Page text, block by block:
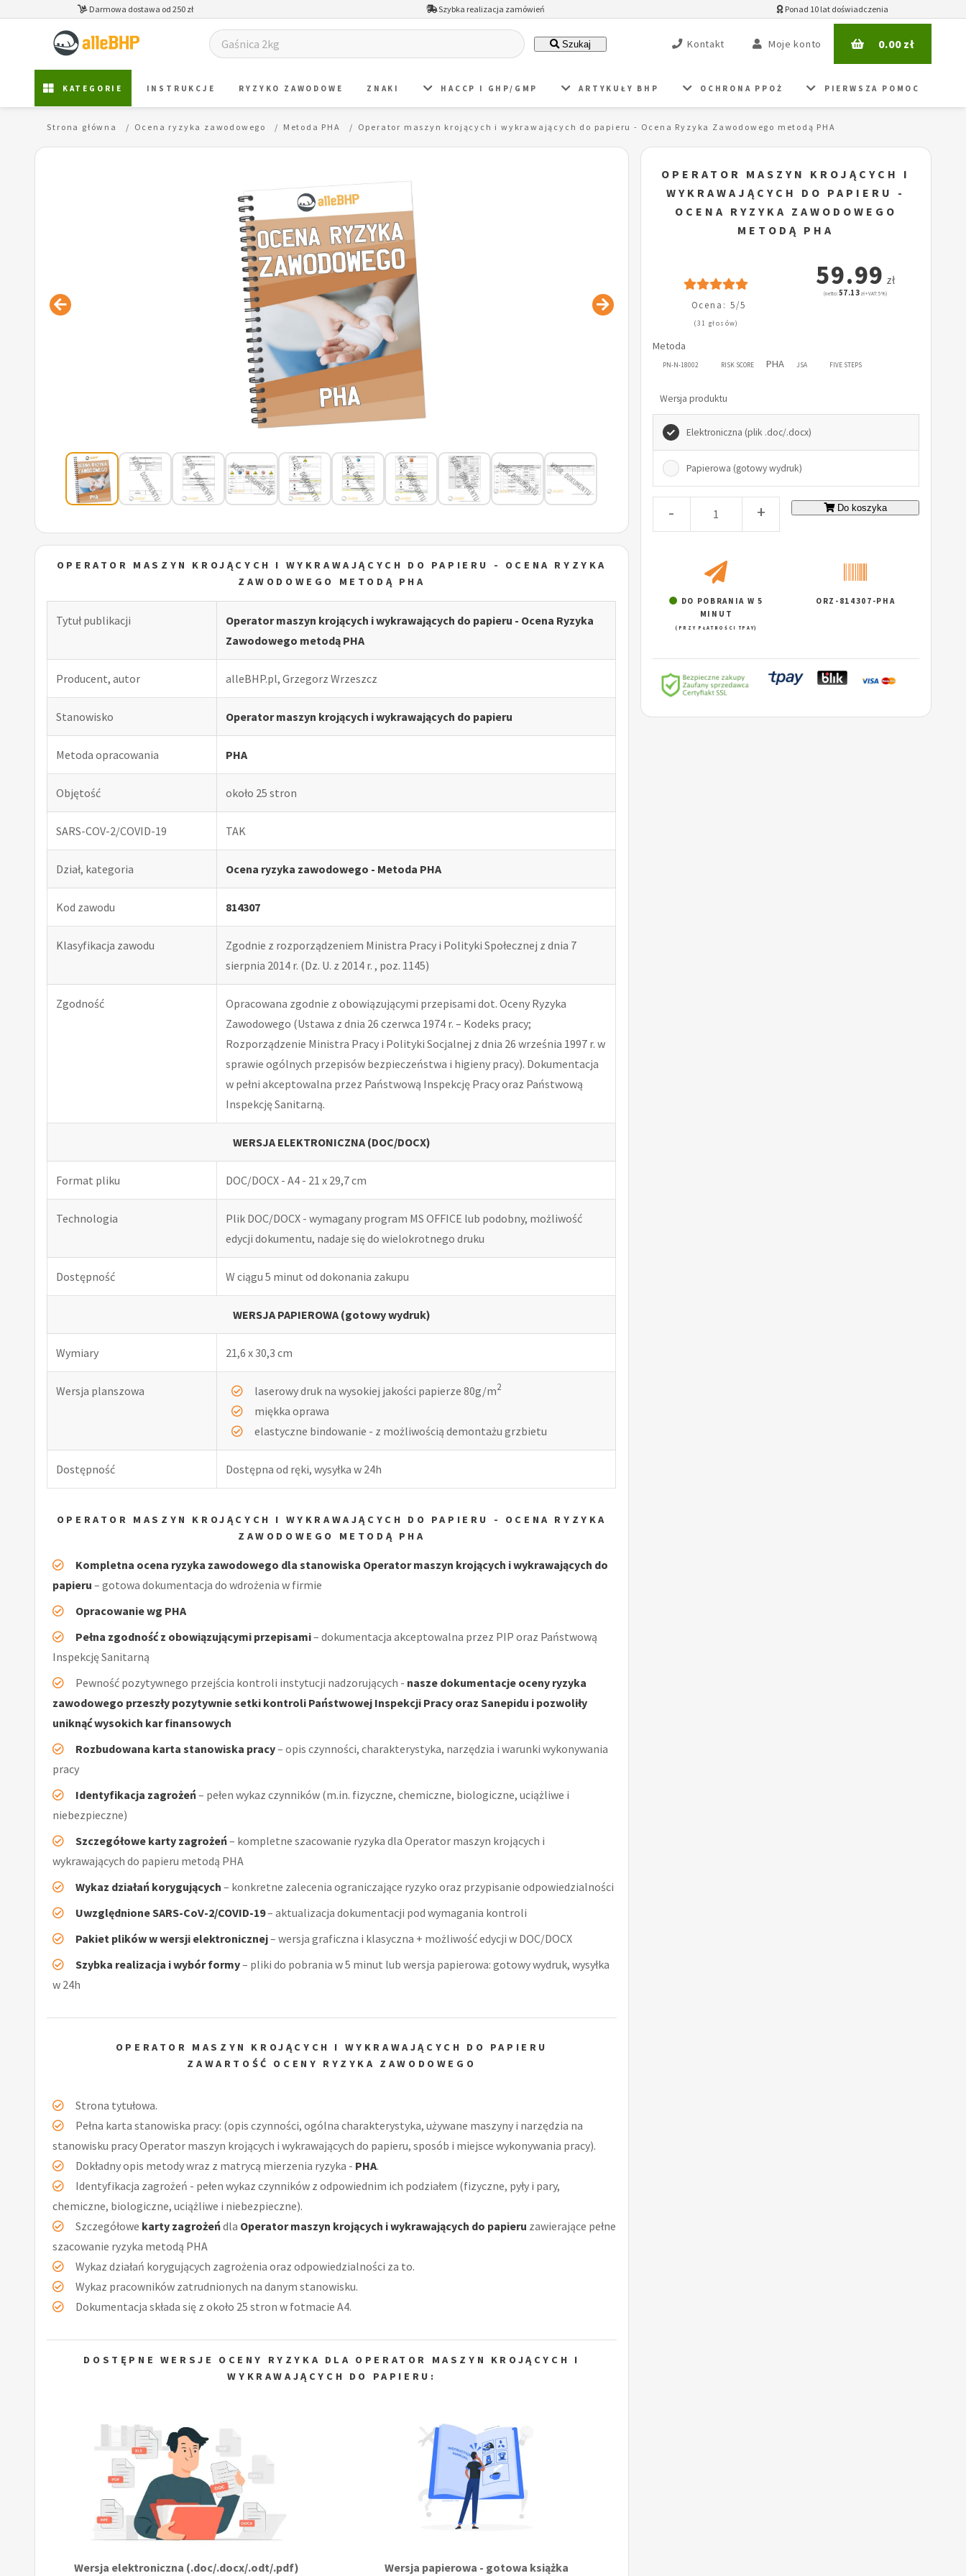
Darmowa dostawa od 250 zł Szybka realizacja zamówień Ponad 10 lat doświadczenia
Szukaj Kontakt Moje konto 0.00zł
KATEGORIE INSTRUKCJE RYZYKO ZAWODOWE ZNAKI HACCP I GHP/GMP ARTYKUŁY BHP OCHRONA PPOŻ PIERWSZA POMOC
Strona główna Ocena ryzyka zawodowego Metoda PHA Operator maszyn krojących i wykrawających do papieru - Ocena Ryzyka Zawodowego metodą PHA
OPERATOR MASZYN KROJĄCYCH I WYKRAWAJĄCYCH DO PAPIERU - OCENA RYZYKA
ZAWODOWEGO METODĄ PHA
Tytuł publikacji
Operator maszyn krojących i wykrawających do papieru - Ocena Ryzyka
Zawodowego metodą PHA
Producent, autor alleBHP.pl, Grzegorz Wrzeszcz
Stanowisko Operator maszyn krojących i wykrawających do papieru
Metoda opracowania PHA
Objętość około 25 stron
SARS-COV-2/COVID-19 TAK
Dział, kategoria Ocena ryzyka zawodowego - Metoda PHA
Kod zawodu 814307
Klasyfikacja zawodu
Zgodnie z rozporządzeniem Ministra Pracy i Polityki Społecznej z dnia 7
sierpnia 2014 r. (Dz. U. z 2014 r. , poz. 1145)
Zgodność
Opracowana zgodnie z obowiązującymi przepisami dot. Oceny Ryzyka
Zawodowego (Ustawa z dnia 26 czerwca 1974 r. – Kodeks pracy;
Rozporządzenie Ministra Pracy i Polityki Socjalnej z dnia 26 września 1997 r. w
sprawie ogólnych przepisów bezpieczeństwa i higieny pracy). Dokumentacja
w pełni akceptowalna przez Państwową Inspekcję Pracy oraz Państwową
Inspekcję Sanitarną.
WERSJA ELEKTRONICZNA (DOC/DOCX)
Format pliku DOC/DOCX - A4 - 21 x 29,7 cm
Technologia
Plik DOC/DOCX - wymagany program MS OFFICE lub podobny, możliwość
edycji dokumentu, nadaje się do wielokrotnego druku
Dostępność W ciągu 5 minut od dokonania zakupu
WERSJA PAPIEROWA (gotowy wydruk)
Wymiary 21,6 x 30,3 cm
Wersja planszowa laserowy druk na wysokiej jakości papierze 80g/m2
miękka oprawa
elastyczne bindowanie - z możliwością demontażu grzbietu
Dostępność Dostępna od ręki, wysyłka w 24h
OPERATOR MASZYN KROJĄCYCH I WYKRAWAJĄCYCH DO PAPIERU - OCENA RYZYKA
ZAWODOWEGO METODĄ PHA
Kompletna ocena ryzyka zawodowego dla stanowiska Operator maszyn krojących i wykrawających do
papieru – gotowa dokumentacja do wdrożenia w firmie
Opracowanie wg PHA
Pełna zgodność z obowiązującymi przepisami– dokumentacja akceptowalna przez PIP oraz Państwową
Inspekcję Sanitarną
Pewność pozytywnego przejścia kontroli instytucji nadzorujących - nasze dokumentacje oceny ryzyka
zawodowego przeszły pozytywnie setki kontroli Państwowej Inspekcji Pracy oraz Sanepidu i pozwoliły
uniknąć wysokich kar finansowych
Rozbudowana karta stanowiska pracy– opis czynności, charakterystyka, narzędzia i warunki wykonywania
pracy
Identyfikacja zagrożeń– pełen wykaz czynników (m.in. fizyczne, chemiczne, biologiczne, uciążliwe i
niebezpieczne)
Szczegółowe karty zagrożeń– kompletne szacowanie ryzyka dla Operator maszyn krojących i
wykrawających do papieru metodą PHA
Wykaz działań korygujących – konkretne zalecenia ograniczające ryzyko oraz przypisanie odpowiedzialności
Uwzględnione SARS-CoV-2/COVID-19– aktualizacja dokumentacji pod wymagania kontroli
Pakiet plików w wersji elektronicznej– wersja graficzna i klasyczna + możliwość edycji w DOC/DOCX
Szybka realizacja i wybór formy– pliki do pobrania w 5 minut lub wersja papierowa: gotowy wydruk, wysyłka
w 24h
OPERATOR MASZYN KROJĄCYCH I WYKRAWAJĄCYCH DO PAPIERU
ZAWARTOŚĆ OCENY RYZYKA ZAWODOWEGO
Strona tytułowa.
Pełna karta stanowiska pracy: (opis czynności, ogólna charakterystyka, używane maszyny i narzędzia na
stanowisku pracy Operator maszyn krojących i wykrawających do papieru, sposób i miejsce wykonywania pracy).
Dokładny opis metody wraz z matrycą mierzenia ryzyka - PHA.
Identyfikacja zagrożeń - pełen wykaz czynników z odpowiednim ich podziałem (fizyczne, pyły i pary,
chemiczne, biologiczne, uciążliwe i niebezpieczne).
Szczegółowe karty zagrożeńdla Operator maszyn krojących i wykrawających do papieru zawierające pełne
szacowanie ryzyka metodą PHA
Wykaz działań korygujących zagrożenia oraz odpowiedzialności za to.
Wykaz pracowników zatrudnionych na danym stanowisku.
Dokumentacja składa się z około 25 stron w fotmacie A4.
DOSTĘPNE WERSJE OCENY RYZYKA DLA OPERATOR MASZYN KROJĄCYCH I
WYKRAWAJĄCYCH DO PAPIERU:
Wersja elektroniczna (.doc/.docx/.odt/.pdf) Wersja papierowa - gotowa książka
OPERATOR MASZYN KROJĄCYCH I
WYKRAWAJĄCYCH DO PAPIERU -
OCENA RYZYKA ZAWODOWEGO
METODĄ PHA
Ocena: 5/5
(31 głosów)
59.99 zł
(netto:57.13 zł + VAT: 5%)
Metoda
PN-N-18002 RISK SCORE PHA JSA FIVE STEPS
Wersja produktu
Elektroniczna (plik .doc/.docx)
Papierowa (gotowy wydruk)
- + Do koszyka
DO POBRANIA W 5
MINUT
(PRZY PŁATNOŚCI TPAY)
ORZ-814307-PHA